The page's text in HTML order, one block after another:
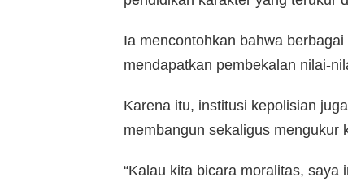
Ia mencontohkan bahwa
mendapatkan pembekalan nilai-
Karena itu, institusi kepolisian
membangun sekaligus mengukur
“Kalau kita bicara moralitas,